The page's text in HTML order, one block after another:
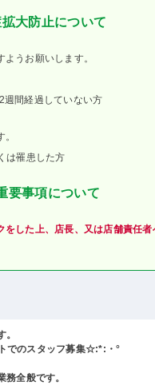
大防止について
うお願いします。
週間経過していない方
は罹患した方
要事項について
をした上、店長、又は店舗責任者
でのスタッフ募集☆:*:・°
全般です。